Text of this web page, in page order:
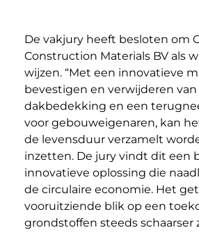
De vakjury heeft besloten om
Construction Materials BV als
wijzen. “Met een innovatieve
bevestigen en verwijderen van
dakbedekking en een
voor gebouweigenaren, kan
de levensduur verzamelt
inzetten. De jury vindt dit een
innovatieve oplossing die
de circulaire economie. Het
vooruitziende blik op een
grondstoffen steeds schaarser